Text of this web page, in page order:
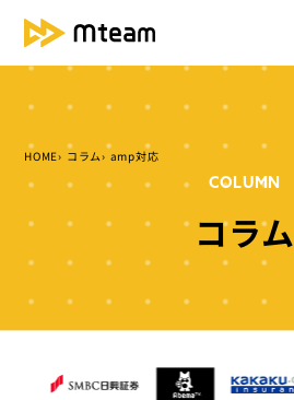
HOME コラム amp対応
COLUMN
コラム